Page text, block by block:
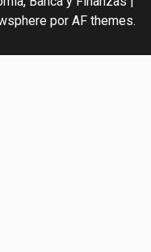
por AF themes.